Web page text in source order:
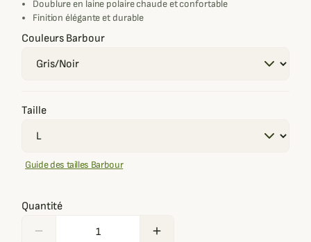
Doublure en laine polaire chaude et confortable
Finition élégante et durable
Couleurs Barbour
Taille
Guide des tailles Barbour
Quantité
remove add